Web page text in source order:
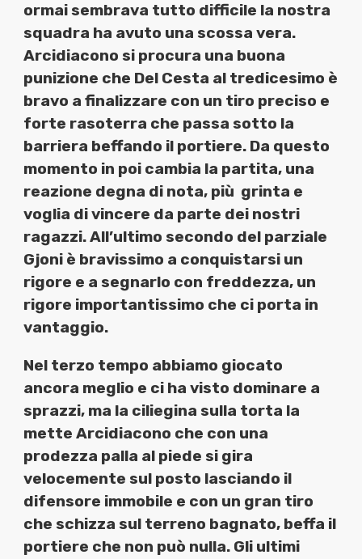
ormai sembrava tutto difficile la nostra
squadra ha avuto una scossa vera.
Arcidiacono si procura una buona
punizione che Del Cesta al tredicesimo è
bravo a finalizzare con un tiro preciso e
forte rasoterra che passa sotto la
barriera beffando il portiere. Da questo
momento in poi cambia la partita, una
reazione degna di nota, più grinta e
voglia di vincere da parte dei nostri
ragazzi. All’ultimo secondo del parziale
Gjoni è bravissimo a conquistarsi un
rigore e a segnarlo con freddezza, un
rigore importantissimo che ci porta in
vantaggio.
Nel terzo tempo abbiamo giocato
ancora meglio e ci ha visto dominare a
sprazzi, ma la ciliegina sulla torta la
mette Arcidiacono che con una
prodezza palla al piede si gira
velocemente sul posto lasciando il
difensore immobile e con un gran tiro
che schizza sul terreno bagnato, beffa il
portiere che non può nulla. Gli ultimi